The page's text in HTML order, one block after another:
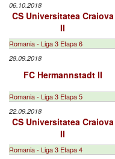
06.10.2018
CS Universitatea Craiova
II
Romania - Liga 3 Etapa 6
28.09.2018
FC Hermannstadt II
Romania - Liga 3 Etapa 5
22.09.2018
CS Universitatea Craiova
II
Romania - Liga 3 Etapa 4